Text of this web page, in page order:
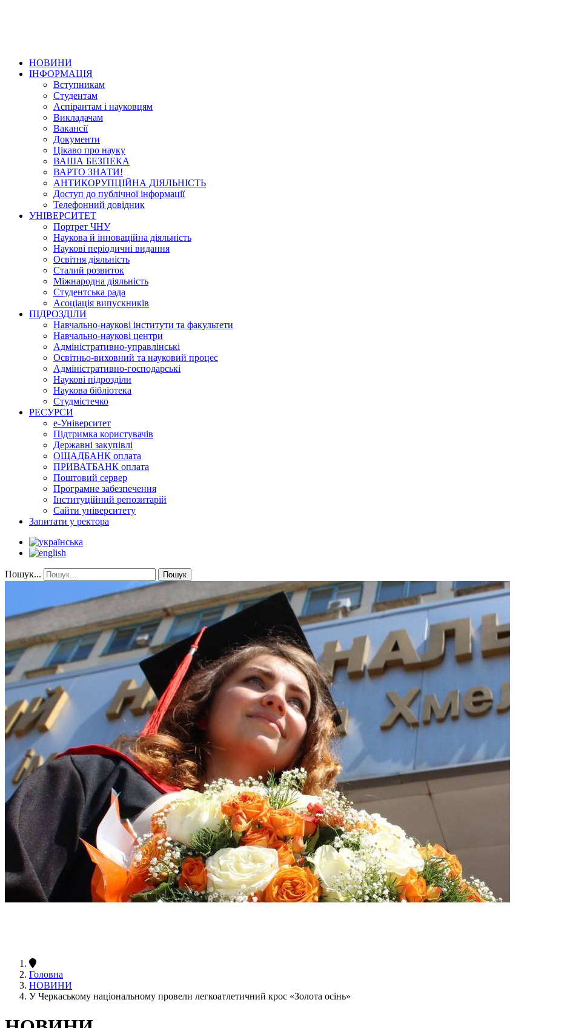
НОВИНИ
ІНФОРМАЦІЯ
Вступникам
Студентам
Аспірантам і науковцям
Викладачам
Вакансії
Документи
Цікаво про науку
ВАША БЕЗПЕКА
ВАРТО ЗНАТИ!
АНТИКОРУПЦІЙНА ДІЯЛЬНІСТЬ
Доступ до публічної інформації
Телефонний довідник
УНІВЕРСИТЕТ
Портрет ЧНУ
Наукова й інноваційна діяльність
Наукові періодичні видання
Освітня діяльність
Сталий розвиток
Міжнародна діяльність
Студентська рада
Асоціація випускників
ПІДРОЗДІЛИ
Навчально-наукові інститути та факультети
Навчально-наукові центри
Адміністративно-управлінські
Освітньо-виховний та науковий процес
Адміністративно-господарські
Наукові підрозділи
Наукова бібліотека
Студмістечко
РЕСУРСИ
е-Університет
Підтримка користувачів
Державні закупівлі
ОЩАДБАНК оплата
ПРИВАТБАНК оплата
Поштовий сервер
Програмне забезпечення
Інституційний репозитарій
Сайти університету
Запитати у ректора
Пошук... Пошук
Головна
НОВИНИ
У Черкаському національному провели легкоатлетичний крос «Золота осінь»